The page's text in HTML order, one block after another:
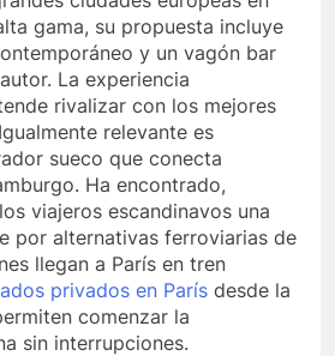
gama, su propuesta incluye
y un vagón bar
La experiencia
rivalizar con los mejores
relevante es
sueco que conecta
Ha encontrado,
viajeros escandinavos una
por alternativas ferroviarias de
llegan a París en tren
privados en París desde la
comenzar la
sin interrupciones.